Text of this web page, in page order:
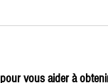
vous aider à